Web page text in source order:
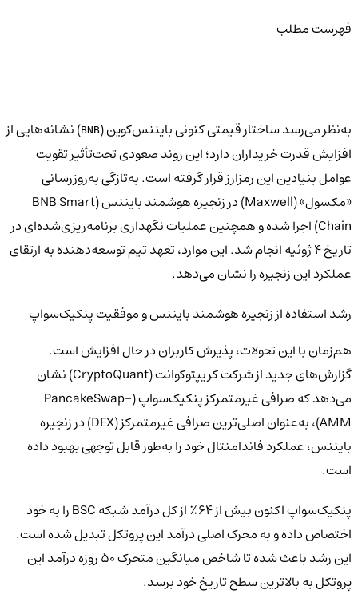
فهرست مطلب
به‌نظر می‌رسد ساختار قیمتی کنونی بایننس‌کوین ( BNB) نشانه‌هایی از
افزایش قدرت خریداران دارد؛ این روند صعودی تحت‌تأثیر تقویت
عوامل بنیادین این رمزارز قرار گرفته است. به‌تازگی به‌روزرسانی
«مکسول» (Maxwell) در زنجیره هوشمند بایننس (BNB Smart
Chain) اجرا شده و همچنین عملیات نگهداری برنامه‌ریزی‌شده‌ای در
تاریخ ۴ ژوئیه انجام شد. این موارد، تعهد تیم توسعه‌دهنده به ارتقای
عملکرد این زنجیره را نشان می‌دهد.
رشد استفاده از زنجیره هوشمند بایننس و موفقیت پنکیک‌سواپ
هم‌زمان با این تحولات، پذیرش کاربران در حال افزایش است.
گزارش‌های جدید از شرکت کریپتوکوانت (CryptoQuant) نشان
می‌دهد که صرافی غیرمتمرکز پنکیک‌سواپ (PancakeSwap-
AMM)، به‌عنوان اصلی‌ترین صرافی غیرمتمرکز (DEX) در زنجیره
بایننس، عملکرد فاندامنتال خود را به‌طور قابل توجهی بهبود داده
است.
پنکیک‌سواپ اکنون بیش از ۶۴٪ از کل درآمد شبکه BSC را به خود
اختصاص داده و به محرک اصلی درآمد این پروتکل تبدیل شده است.
این رشد باعث شده تا شاخص میانگین متحرک ۵۰ روزه درآمد این
پروتکل به بالاترین سطح تاریخ خود برسد.